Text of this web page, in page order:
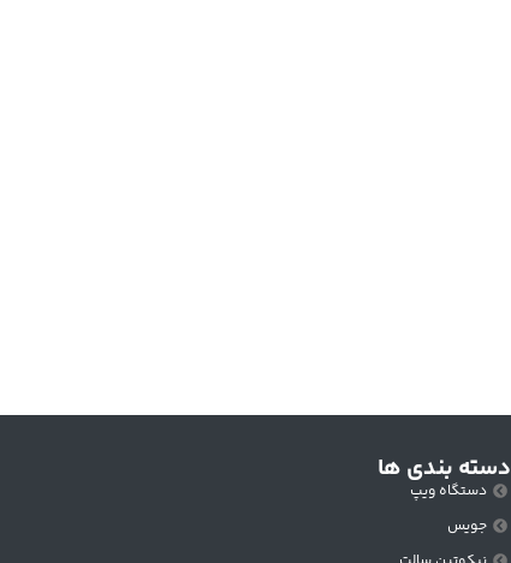
دسته بندی ها
دستگاه ویپ
جویس